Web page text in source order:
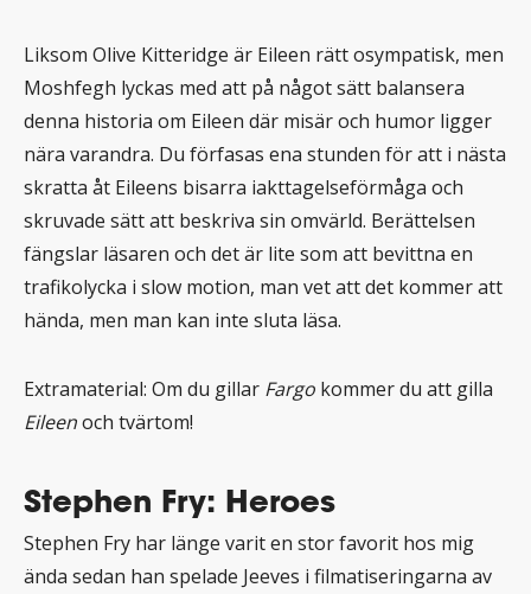
Liksom Olive Kitteridge är Eileen rätt osympatisk, men
Moshfegh lyckas med att på något sätt balansera
denna historia om Eileen där misär och humor ligger
nära varandra. Du förfasas ena stunden för att i nästa
skratta åt Eileens bisarra iakttagelseförmåga och
skruvade sätt att beskriva sin omvärld. Berättelsen
fängslar läsaren och det är lite som att bevittna en
trafikolycka i slow motion, man vet att det kommer att
hända, men man kan inte sluta läsa.
Extramaterial: Om du gillar Fargo kommer du att gilla
Eileenoch tvärtom!
Stephen Fry: Heroes
Stephen Fry har länge varit en stor favorit hos mig
ända sedan han spelade Jeeves i filmatiseringarna av